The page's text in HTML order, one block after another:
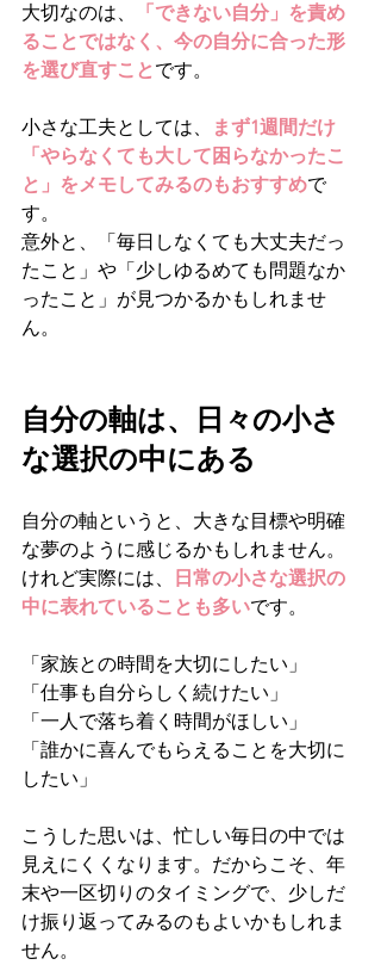
大切なのは、
「できない自分」を責め
ることではなく、今の自分に合った形
を選び直すこと です。
小さな工夫としては、
まず1週間だけ
「やらなくても大して困らなかったこ
と」をメモしてみるのもおすすめで
す。
意外と、「毎日しなくても大丈夫だっ
たこと」や「少しゆるめても問題なか
ったこと」が見つかるかもしれませ
ん。
自分の軸は、日々の小さ
な選択の中にある
自分の軸というと、大きな目標や明確
な夢のように感じるかもしれません。
けれど実際には、
日常の小さな選択の
中に表れていることも多いです。
「家族との時間を大切にしたい」
「仕事も自分らしく続けたい」
「一人で落ち着く時間がほしい」
「誰かに喜んでもらえることを大切に
したい」
こうした思いは、忙しい毎日の中では
見えにくくなります。だからこそ、年
末や一区切りのタイミングで、少しだ
け振り返ってみるのもよいかもしれま
せん。